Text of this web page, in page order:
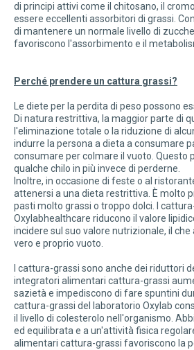
di principi attivi come il chitosano, il
essere eccellenti assorbitori di grassi.
di mantenere un normale livello di
favoriscono l'assorbimento e il
Perché prendere un cattura grassi?
Le diete per la perdita di peso possono
Di natura restrittiva, la maggior parte di
l'eliminazione totale o la riduzione di
indurre la persona a dieta a consumare
consumare per colmare il vuoto. Questo
qualche chilo in più invece di perderne.
Inoltre, in occasione di feste o al
attenersi a una dieta restrittiva. È molto
pasti molto grassi o troppo dolci. I
Oxylabhealthcare riducono il valore
incidere sul suo valore nutrizionale, il
vero e proprio vuoto.
I cattura-grassi sono anche dei riduttori
integratori alimentari cattura-grassi
sazietà e impediscono di fare spuntini
cattura-grassi del laboratorio Oxylab
il livello di colesterolo nell'organismo.
ed equilibrata e a un'attività fisica
alimentari cattura-grassi favoriscono la